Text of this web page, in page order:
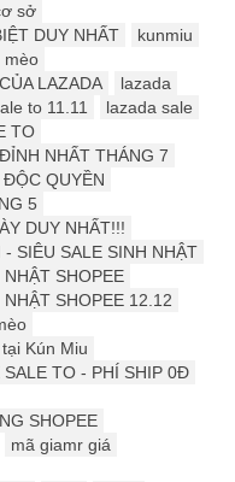
sở
DUY NHẤT
kunmiu
mèo
LAZADA
lazada
to 11.11
lazada sale
TO
NHẤT THÁNG 7
QUYỀN
5
DUY NHẤT!!!
SIÊU SALE SINH NHẬT
SHOPEE
SHOPEE 12.12
Kún Miu
TO - PHÍ SHIP 0Đ
SHOPEE
mã giamr giá